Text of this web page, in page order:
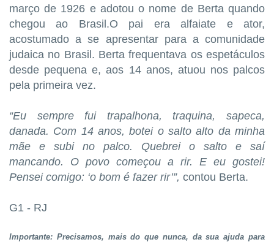
março de 1926 e adotou o nome de Berta quando
chegou ao Brasil.O pai era alfaiate e ator,
acostumado a se apresentar para a comunidade
judaica no Brasil. Berta frequentava os espetáculos
desde pequena e, aos 14 anos, atuou nos palcos
pela primeira vez.
“Eu sempre fui trapalhona, traquina, sapeca,
danada. Com 14 anos, botei o salto alto da minha
mãe e subi no palco. Quebrei o salto e saí
mancando. O povo começou a rir. E eu gostei!
Pensei comigo: ‘o bom é fazer rir’”, contou Berta.
G1 - RJ
Importante: Precisamos, mais do que nunca, da sua ajuda para